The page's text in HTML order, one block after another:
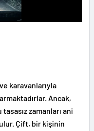
karavanlarıyla
Ancak,
zamanları ani
Çift, bir kişinin